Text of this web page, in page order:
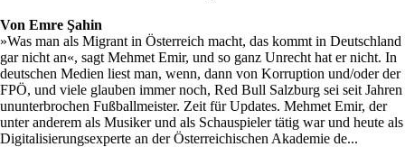
Von Emre Şahin
»Was man als Migrant in Österreich macht, das kommt in Deutschland
gar nicht an«, sagt Mehmet Emir, und so ganz Unrecht hat er nicht. In
deutschen Medien liest man, wenn, dann von Korruption und/oder der
FPÖ, und viele glauben immer noch, Red Bull Salzburg sei seit Jahren
ununterbrochen Fußballmeister. Zeit für Updates. Mehmet Emir, der
unter anderem als Musiker und als Schauspieler tätig war und heute als
Digitalisierungsexperte an der Österreichischen Akademie de...